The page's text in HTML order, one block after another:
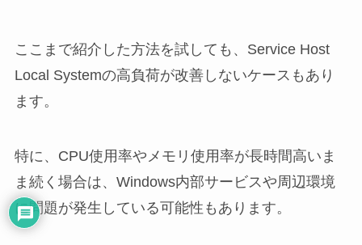
ここまで紹介した方法を試しても、Service Host
Local Systemの高負荷が改善しないケースもあり
ます。
特に、CPU使用率やメモリ使用率が長時間高いま
ま続く場合は、Windows内部サービスや周辺環境
に問題が発生している可能性もあります。